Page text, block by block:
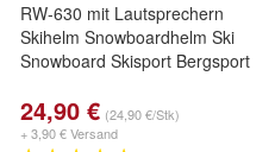
RW-630 mit Lautsprechern
Skihelm Snowboardhelm Ski
Snowboard Skisport Bergsport
24,90 € (24,90 €/Stk)
+ 3,90 € Versand